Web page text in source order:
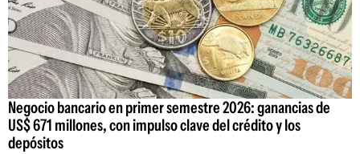
Negocio bancario en primer semestre 2026: ganancias de
US$ 671 millones, con impulso clave del crédito y los
depósitos